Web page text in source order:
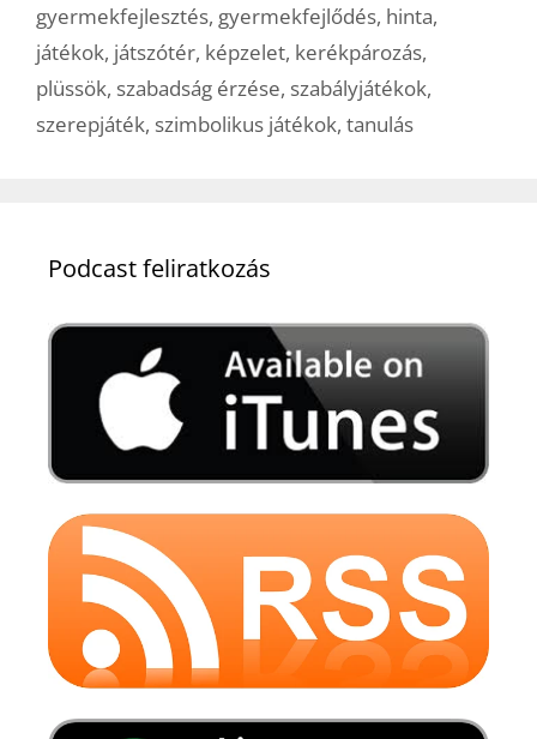
gyermekfejlesztés, gyermekfejlődés, hinta,
játékok, játszótér, képzelet, kerékpározás,
plüssök, szabadság érzése, szabályjátékok,
szerepjáték, szimbolikus játékok, tanulás
Podcast feliratkozás